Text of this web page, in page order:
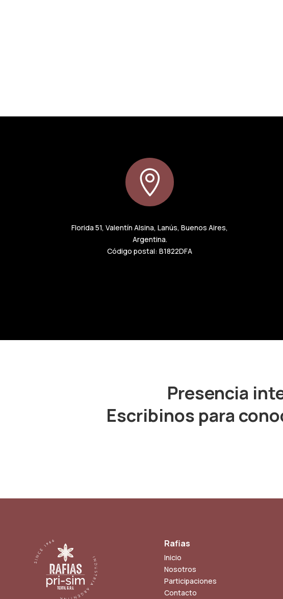

Florida 51, Valentín Alsina, Lanús, Buenos Aires,
Argentina.
Código postal: B1822DFA
Presencia
Escribinos para
Rafias
Inicio
Nosotros
Participaciones
Contacto